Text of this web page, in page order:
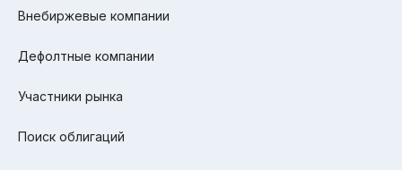
Внебиржевые компании
Дефолтные компании
Участники рынка
Поиск облигаций